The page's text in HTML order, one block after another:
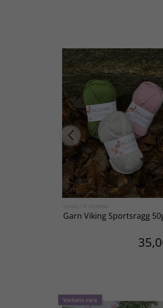
VIKING OF NORWAY
Garn Viking Sportsragg
Veckans vara